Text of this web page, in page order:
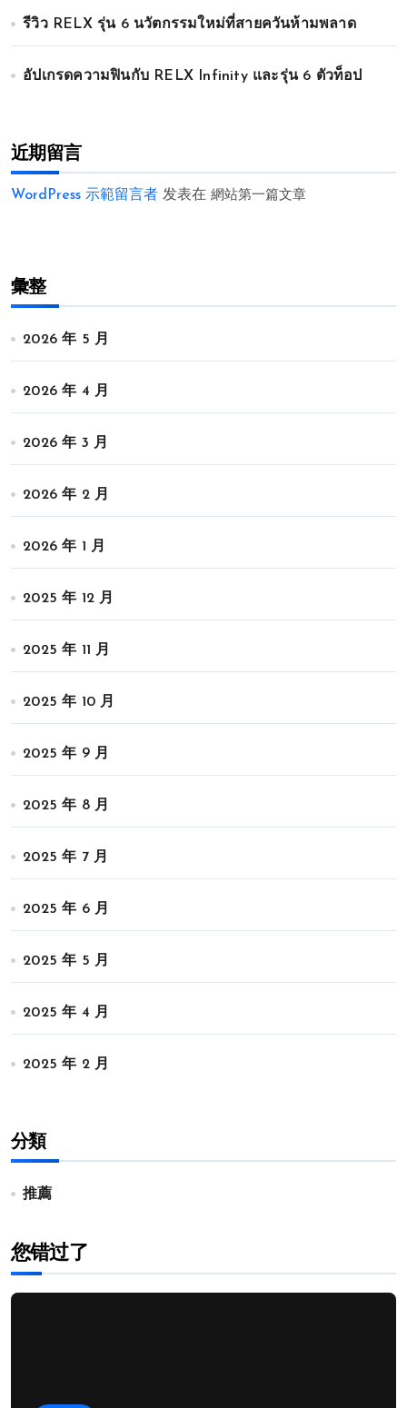
รีวิว RELX รุ่น 6 นวัตกรรมใหม่ที่สายควันห้ามพลาด
อัปเกรดความฟินกับ RELX Infinity และรุ่น 6 ตัวท็อป
近期留言
WordPress 示範留言者 发表在 網站第一篇文章
彙整
2026 年 5 月
2026 年 4 月
2026 年 3 月
2026 年 2 月
2026 年 1 月
2025 年 12 月
2025 年 11 月
2025 年 10 月
2025 年 9 月
2025 年 8 月
2025 年 7 月
2025 年 6 月
2025 年 5 月
2025 年 4 月
2025 年 2 月
分類
推薦
您错过了